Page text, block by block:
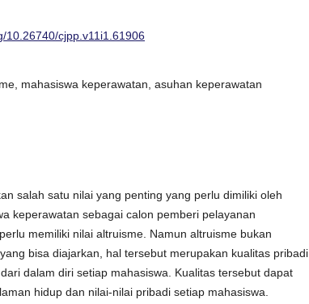
10.26740/cjpp.v11i1.61906
mahasiswa keperawatan, asuhan keperawatan
salah satu nilai yang penting yang perlu dimiliki oleh
keperawatan sebagai calon pemberi pelayanan
memiliki nilai altruisme. Namun altruisme bukan
bisa diajarkan, hal tersebut merupakan kualitas pribadi
dalam diri setiap mahasiswa. Kualitas tersebut dapat
hidup dan nilai-nilai pribadi setiap mahasiswa.